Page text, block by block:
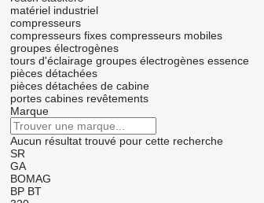
matériel industriel
compresseurs
compresseurs fixes compresseurs mobiles
groupes électrogènes
tours d'éclairage groupes électrogènes essence
pièces détachées
pièces détachées de cabine
portes cabines revêtements
Marque
Aucun résultat trouvé pour cette recherche
SR
GA
BOMAG
BP BT